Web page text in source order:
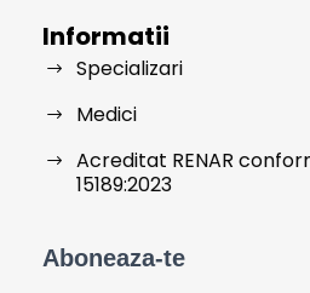
Informatii
Specializari
Medici
Acreditat RENAR
15189:2023
Aboneaza-te